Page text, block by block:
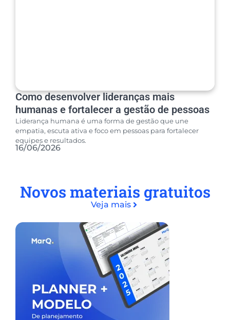
Como desenvolver lideranças mais
humanas e fortalecer a gestão de pessoas
Liderança humana é uma forma de gestão que une
empatia, escuta ativa e foco em pessoas para fortalecer
equipes e resultados.
16/06/2026
Novos materiais gratuitos
Veja mais